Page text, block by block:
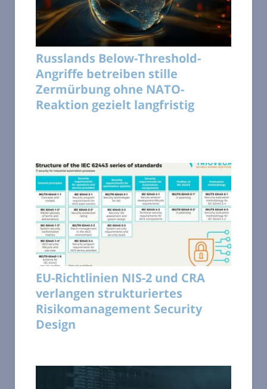
Russlands Below-Threshold-
Angriffe betreiben stille
Zermürbung ohne NATO-
Reaktion gezielt langfristig
EU-Richtlinien NIS-2 und CRA
verlangen strukturiertes
Risikomanagement Security
Design